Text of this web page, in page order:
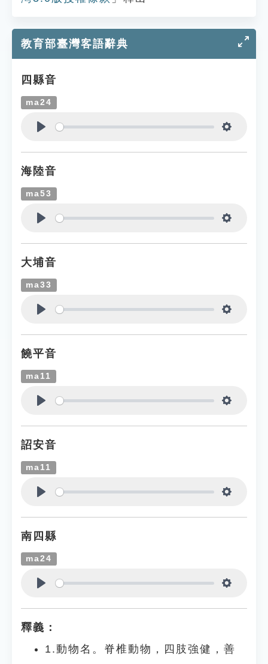
教育部臺灣客語辭典
四縣音
ma24
海陸音
ma53
大埔音
ma33
饒平音
ma11
詔安音
ma11
南四縣
ma24
釋義：
1.動物名。脊椎動物，四肢強健，善